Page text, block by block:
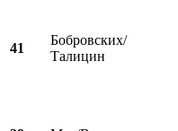
41
Бобровских/
Талицин